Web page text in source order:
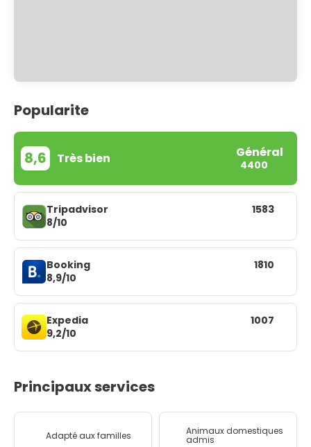
Popularite
8,6 Très bien Général
4400
Tripadvisor
8/10
1583
Booking
8,9/10
1810
Expedia
9,2/10
1007
Principaux services
Adapté aux familles Animaux domestiques
admis